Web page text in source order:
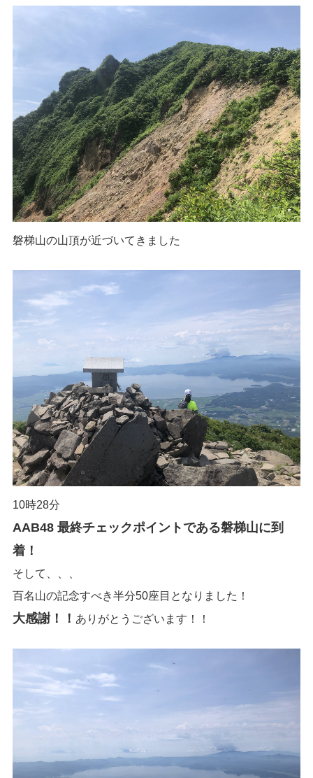
磐梯山の山頂が近づいてきました
10時28分
AAB48 最終チェックポイントである磐梯山に到
着！
そして、、、
百名山の記念すべき半分50座目となりました！
大感謝！！ ありがとうございます！！